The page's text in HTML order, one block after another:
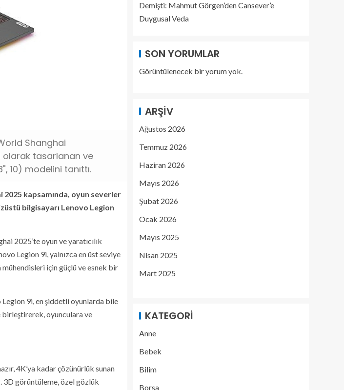
Shanghai
olarak tasarlanan ve
10) modelini tanıttı.
2025 kapsamında, oyun severler
bilgisayarı Lenovo Legion
2025’te oyun ve yaratıcılık
Legion 9i, yalnızca en üst seviye
için güçlü ve esnek bir
Legion 9i, en şiddetli oyunlarda bile
birleştirerek, oyunculara ve
4K’ya kadar çözünürlük sunan
3D görüntüleme, özel gözlük
Demişti: Mahmut Görgen’den Cansever’e
Duygusal Veda
SON YORUMLAR
Görüntülenecek bir yorum yok.
ARŞIV
Ağustos 2026
Temmuz 2026
Haziran 2026
Mayıs 2026
Şubat 2026
Ocak 2026
Mayıs 2025
Nisan 2025
Mart 2025
KATEGORI
Anne
Bebek
Bilim
Borsa